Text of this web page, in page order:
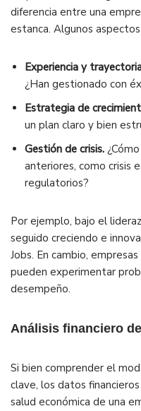
diferencia entre una
estanca. Algunos
Experiencia y
¿Han gestionado con
Estrategia de
un plan claro y bien
Gestión de crisis.
anteriores, como crisis
regulatorios?
Por ejemplo, bajo el
seguido creciendo e
Jobs. En cambio,
pueden experimentar
desempeño.
Análisis financiero
Si bien comprender el
clave, los datos
salud económica de una